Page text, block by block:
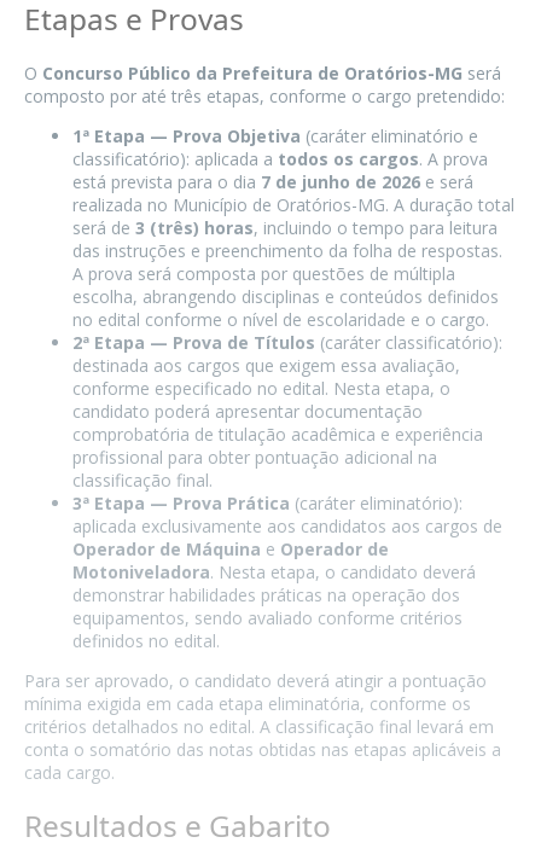
Etapas e Provas
O Concurso Público da Prefeitura de Oratórios-MG será
composto por até três etapas, conforme o cargo pretendido:
1ª Etapa — Prova Objetiva (caráter eliminatório e
classificatório): aplicada a todos os cargos. A prova
está prevista para o dia 7 de junho de 2026 e será
realizada no Município de Oratórios-MG. A duração total
será de 3 (três) horas, incluindo o tempo para leitura
das instruções e preenchimento da folha de respostas.
A prova será composta por questões de múltipla
escolha, abrangendo disciplinas e conteúdos definidos
no edital conforme o nível de escolaridade e o cargo.
2ª Etapa — Prova de Títulos (caráter classificatório):
destinada aos cargos que exigem essa avaliação,
conforme especificado no edital. Nesta etapa, o
candidato poderá apresentar documentação
comprobatória de titulação acadêmica e experiência
profissional para obter pontuação adicional na
classificação final.
3ª Etapa — Prova Prática (caráter eliminatório):
aplicada exclusivamente aos candidatos aos cargos de
Operador de Máquina e Operador de
Motoniveladora. Nesta etapa, o candidato deverá
demonstrar habilidades práticas na operação dos
equipamentos, sendo avaliado conforme critérios
definidos no edital.
Para ser aprovado, o candidato deverá atingir a pontuação
mínima exigida em cada etapa eliminatória, conforme os
critérios detalhados no edital. A classificação final levará em
conta o somatório das notas obtidas nas etapas aplicáveis a
cada cargo.
Resultados e Gabarito